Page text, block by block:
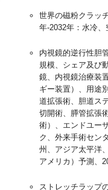
世界の磁粉クラッ
年-2032年：水冷、
内視鏡的逆行性胆
規模、シェア及び
鏡、内視鏡治療装
ギー装置）、用途
道拡張術、胆道ス
切開術、膵管拡張
術）、エンドユー
ク、外来手術セン
州、アジア太平洋
アメリカ）予測、
ストレッチラップ